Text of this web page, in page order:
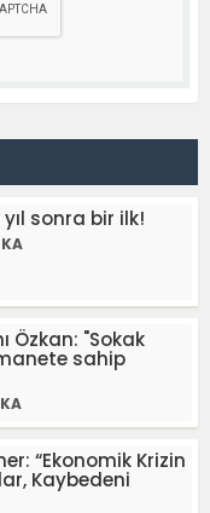
yıl sonra bir ilk!
Özkan: "Sokak
sahip
“Ekonomik Krizin
Kaybedeni